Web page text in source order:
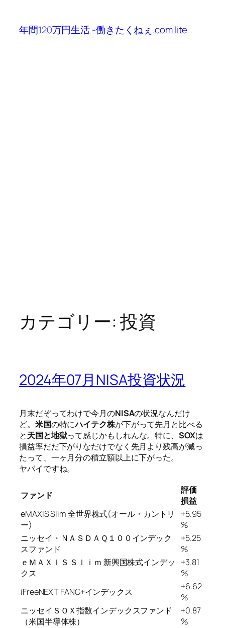
年間120万円生活 -働きたくねぇ.com lite
カテゴリー:投資
2024年07月NISA投資状況
月末だぞってわけで今月のNISAの状況なんだけ
ど。 米国の特にハイテク株が下がって先月と比べる
と天国と地獄って感じかもしれんな。特に、SOXは
損益率だだ下がりなだけでなく先月より残高が減っ
たって、一ヶ月分の積立額以上に下がった。
ヤバイですね。
ファンド
評価
損益
eMAXIS Slim 全世界株式(オール・カントリ
ー)
+5.95
%
ニッセイ・ＮＡＳＤＡＱ１００インデック
スファンド
+5.25
%
ｅＭＡＸＩＳ Ｓｌｉｍ 新興国株式インデッ
クス
+3.81
%
iFreeNEXT FANG+インデックス
+6.62
%
ニッセイＳＯＸ指数インデックスファンド
（米国半導体株）
+0.87
%